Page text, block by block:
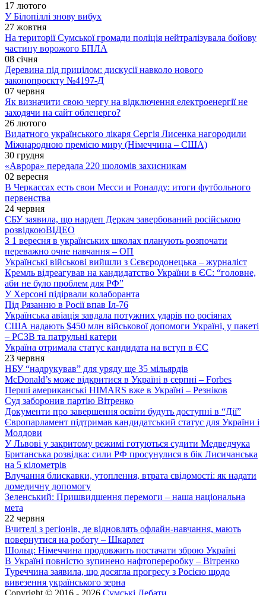
17 лютого
У Білопіллі знову вибух
27 жовтня
На території Сумської громади поліція нейтралізувала бойову
частину ворожого БПЛА
08 січня
Деревина під прицілом: дискусії навколо нового
законопроєкту №4197-Д
07 червня
Як визначити свою чергу на відключення електроенергії не
заходячи на сайт обленерго?
26 лютого
Видатного українського лікаря Сергія Лисенка нагородили
Міжнародною премією миру (Німеччина – США)
30 грудня
«Аврора» передала 220 шоломів захисникам
02 вересня
В Черкассах есть свои Месси и Роналду: итоги футбольного
первенства
24 червня
СБУ заявила, що нардеп Деркач завербований російською
розвідкоюВІДЕО
З 1 вересня в українських школах планують розпочати
переважно очне навчання – ОП
Українські військові вийшли з Сєвєродонецька – журналіст
Кремль відреагував на кандидатство України в ЄС: “головне,
аби не було проблем для РФ”
У Херсоні підірвали колаборанта
Під Рязанню в Росії впав Іл-76
Українська авіація завдала потужних ударів по росіянах
США надають $450 млн військової допомоги Україні, у пакеті
– РСЗВ та патрульні катери
Україна отримала статус кандидата на вступ в ЄС
23 червня
НБУ “надрукував” для уряду ще 35 мільярдів
McDonald’s може відкритися в Україні в серпні – Forbes
Перші американські HIMARS вже в Україні – Резніков
Суд заборонив партію Вітренко
Документи про завершення освіти будуть доступні в “Дії”
Європарламент підтримав кандидатський статус для України і
Молдови
У Львові у закритому режимі готуються судити Медведчука
Британська розвідка: сили РФ просунулися в бік Лисичанська
на 5 кілометрів
Влучання блискавки, утоплення, втрата свідомості: як надати
домедичну допомогу
Зеленський: Пришвидшення перемоги – наша національна
мета
22 червня
Вчителі з регіонів, де відновлять офлайн-навчання, мають
повернутися на роботу – Шкарлет
Шольц: Німеччина продовжить постачати зброю Україні
В Україні повністю зупинено нафтопереробку – Вітренко
Туреччина заявила, що досягла прогресу з Росією щодо
вивезення українського зерна